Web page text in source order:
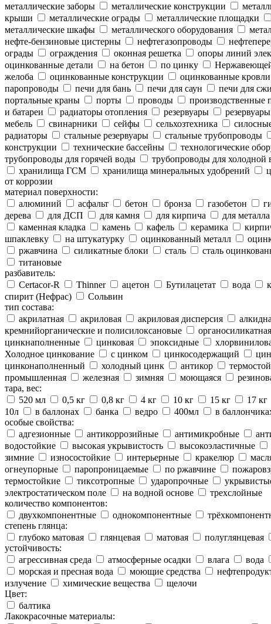
металлические заборы
металлические конструкции
крыши
металлические ограды металлические площадки
металлические шкафы
металлического оборудования
нефте-бензиновые цистерны
нефтегазопроводы
ограды
ограждения оконная решетка опоры линий
оцинкованные детали
на бетон по цинку
желоба
оцинкованные конструкции оцинкованные кровли
паропроводы
печи для бань печи для саун печи для
портальные краны
порты проводы производственные
и батареи
радиаторы отопления резервуары
мебель
свинарники сейфы сельхозтехника
радиаторы
стальные резервуары стальные трубопроводы
конструкции
технические бассейны технологические
трубопроводы для горячей воды
трубопроводы для холодной
хранилища ГСМ
хранилища минеральных удобрений
от коррозии
материал поверхности:
алюминий
асфальт бетон бронза газобетон
дерева
для ДСП для камня для кирпича для металла
каменная кладка
камень кафель керамика
шпаклевку
на штукатурку оцинкованный металл
ржавчина
силикатные блоки сталь сталь
титановые
разбавитель:
Certacor-R
Thinner ацетон Бутилацетат вода
спирит (Нефрас)
Сольвин
тип состава:
акрилатная
акриловая акриловая дисперсия
кремнийорганические и полисилоксановые
органосиликатная
цинкнаполненные
цинковая эпоксидные
Холодное цинкование
с цинком цинкосодержащий
цинконаполненный
холодный цинк антикор
промышленная
железная зимняя моющаяся
тара, вес:
520 мл
0,5 кг 0,8 кг 4 кг 10 кг 15 кг 17 кг
10л
в баллонах банка ведро 400мл в
особые свойства:
адгезионные
антикоррозийные антимикробные
водостойкие
высокая укрывистость высокоэластичные
зимние
износостойкие интерьерные кракелюр
огнеупорные
паропроницаемые по ржавчине
термостойкие
тиксотропные ударопрочные
электростатическом поле
на водной основе
трехслойные
количество компонентов:
двухкомпонентные
однокомпонентные
степень глянца:
глубоко матовая
глянцевая матовая полуглянцевая
устойчивость:
агрессивная среда
атмосферные осадки влага вода
морская и пресная вода
моющие средства
излучение
химические вещества
щелочи
Цвет:
балтика
Лакокрасочные материалы: